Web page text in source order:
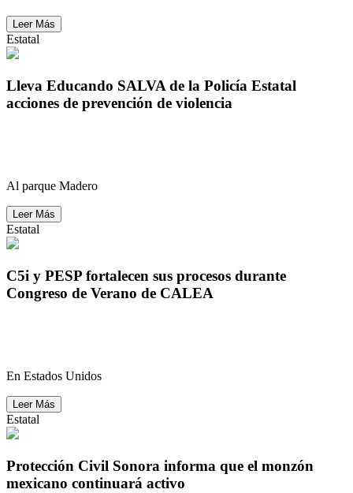
Leer Más
Estatal
Lleva Educando SALVA de la Policía Estatal
acciones de prevención de violencia
Al parque Madero
Leer Más
Estatal
C5i y PESP fortalecen sus procesos durante
Congreso de Verano de CALEA
En Estados Unidos
Leer Más
Estatal
Protección Civil Sonora informa que el monzón
mexicano continuará activo